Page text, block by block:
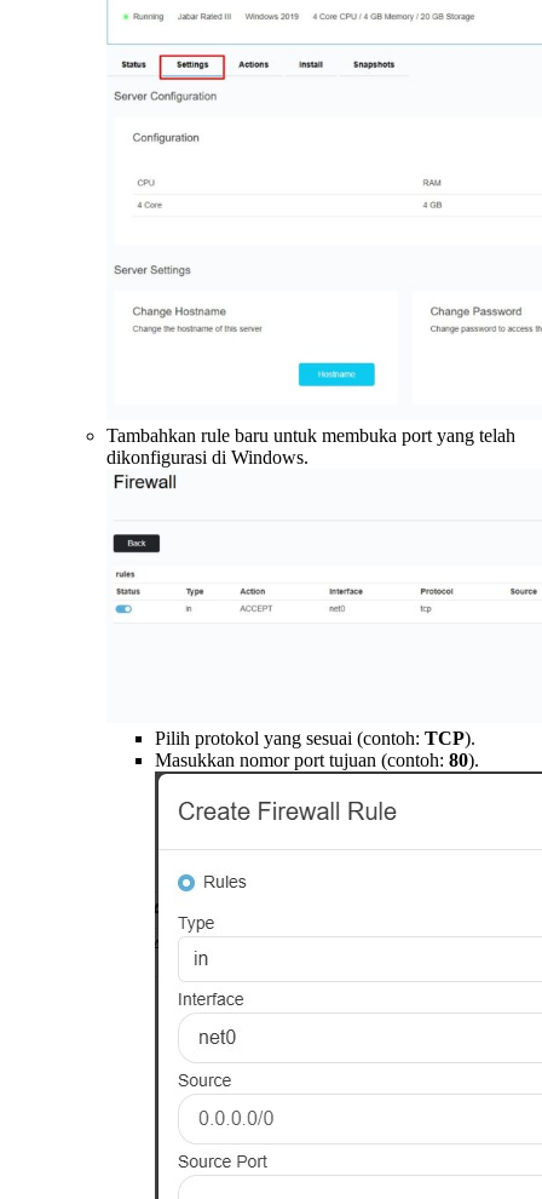
Tambahkan rule baru untuk membuka port yang telah
dikonfigurasi di Windows.
Pilih protokol yang sesuai (contoh: TCP).
Masukkan nomor port tujuan (contoh: 80).